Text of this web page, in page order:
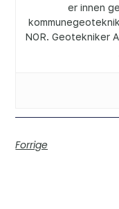
er innen
NOR. Geotekniker
Forrige